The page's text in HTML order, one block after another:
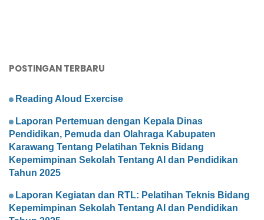
POSTINGAN TERBARU
Reading Aloud Exercise
Laporan Pertemuan dengan Kepala Dinas
Pendidikan, Pemuda dan Olahraga Kabupaten
Karawang Tentang Pelatihan Teknis Bidang
Kepemimpinan Sekolah Tentang AI dan Pendidikan
Tahun 2025
Laporan Kegiatan dan RTL: Pelatihan Teknis Bidang
Kepemimpinan Sekolah Tentang AI dan Pendidikan